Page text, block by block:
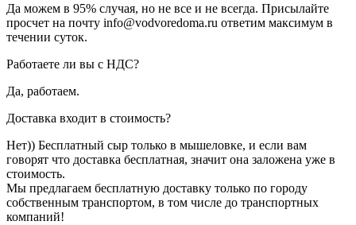
Да можем в 95% случая, но не все и не всегда. Присылайте
просчет на почту info@vodvoredoma.ru ответим максимум в
течении суток.
Работаете ли вы с НДС?
Да, работаем.
Доставка входит в стоимость?
Нет)) Бесплатный сыр только в мышеловке, и если вам
говорят что доставка бесплатная, значит она заложена уже в
стоимость.
Мы предлагаем бесплатную доставку только по городу
собственным транспортом, в том числе до транспортных
компаний!